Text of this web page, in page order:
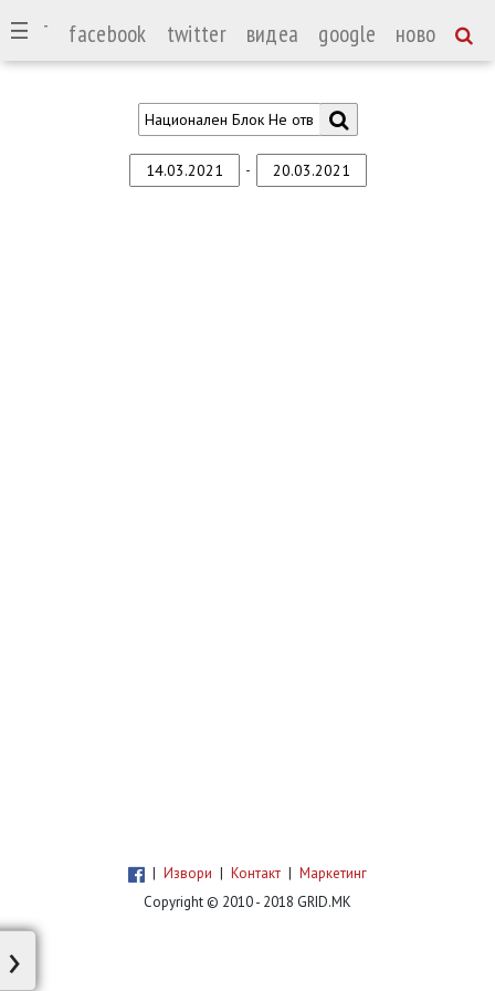
facebook twitter видеа google ново
-
| Извори | Контакт | Маркетинг
Copyright © 2010 - 2018 GRID.MK
›